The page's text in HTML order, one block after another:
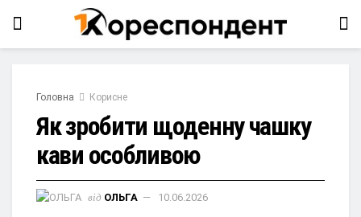
Головна Корисне
Як зробити щоденну чашку
кави особливою
від ОЛЬГА 10.06.2026